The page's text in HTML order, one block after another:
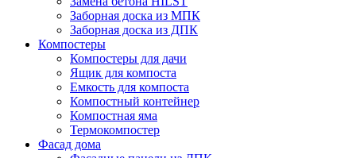
Заборная доска из МПК
Заборная доска из ДПК
Компостеры
Компостеры для дачи
Ящик для компоста
Емкость для компоста
Компостный контейнер
Компостная яма
Термокомпостер
Фасад дома